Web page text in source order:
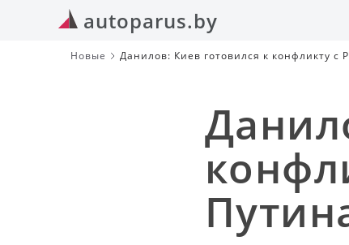
autoparus.by
Новые Данилов: Киев готовился к конфликту с